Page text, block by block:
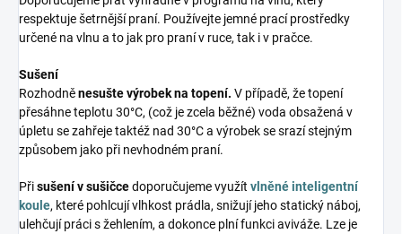
respektuje šetrnější praní. Používejte jemné prací prostředky
určené na vlnu a to jak pro praní v ruce, tak i v pračce.
Sušení
Rozhodněnesušte výrobek na topení. V případě, že topení
přesáhne teplotu 30°C, (což je zcela běžné) voda obsažená v
úpletu se zahřeje taktéž nad 30°C a výrobek se srazí stejným
způsobem jako při nevhodném praní.
Přisušení v sušičcedoporučujeme využít vlněné inteligentní
koule, které pohlcují vlhkost prádla, snižují jeho statický náboj,
ulehčují práci s žehlením, a dokonce plní funkci aviváže. Lze je